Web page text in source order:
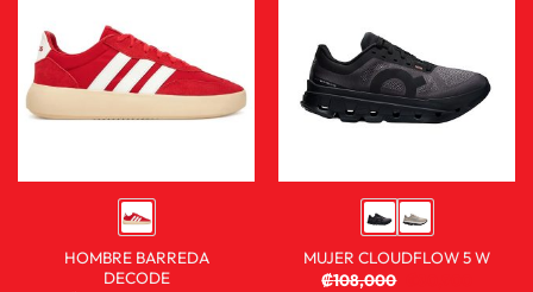
HOMBRE BARREDA
DECODE
MUJER CLOUDFLOW 5 W
₡108,000